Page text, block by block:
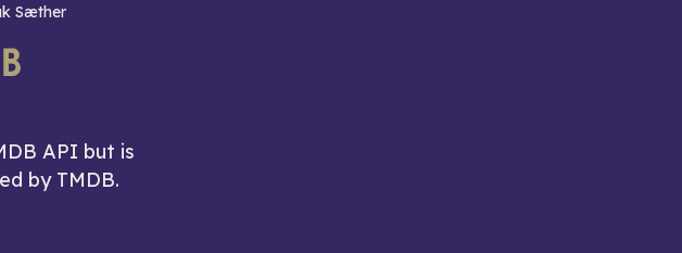
Sæther
API but is
by TMDB.